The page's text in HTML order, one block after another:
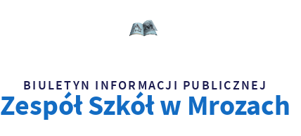
BIULETYN INFORMACJI PUBLICZNEJ
Zespół Szkół w Mrozach